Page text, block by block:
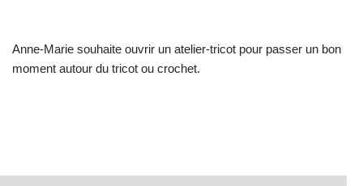
Anne-Marie souhaite ouvrir un atelier-tricot pour passer un bon
moment autour du tricot ou crochet.